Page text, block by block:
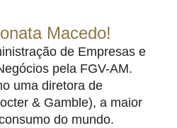
Macedo!
de Empresas e
pela FGV-AM.
uma diretora de
& Gamble), a maior
do mundo.